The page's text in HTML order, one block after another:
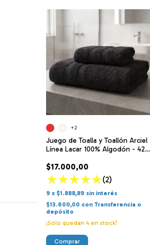
Juego de Toalla y Toallón Arciel
Línea Lacar 100% Algodón - 420
$17.000,00
(2)
9 x $1.888,89 sin interés
$13.600,00 con Transferencia o
depósito
¡Solo quedan4en stock!
+2
Comprar